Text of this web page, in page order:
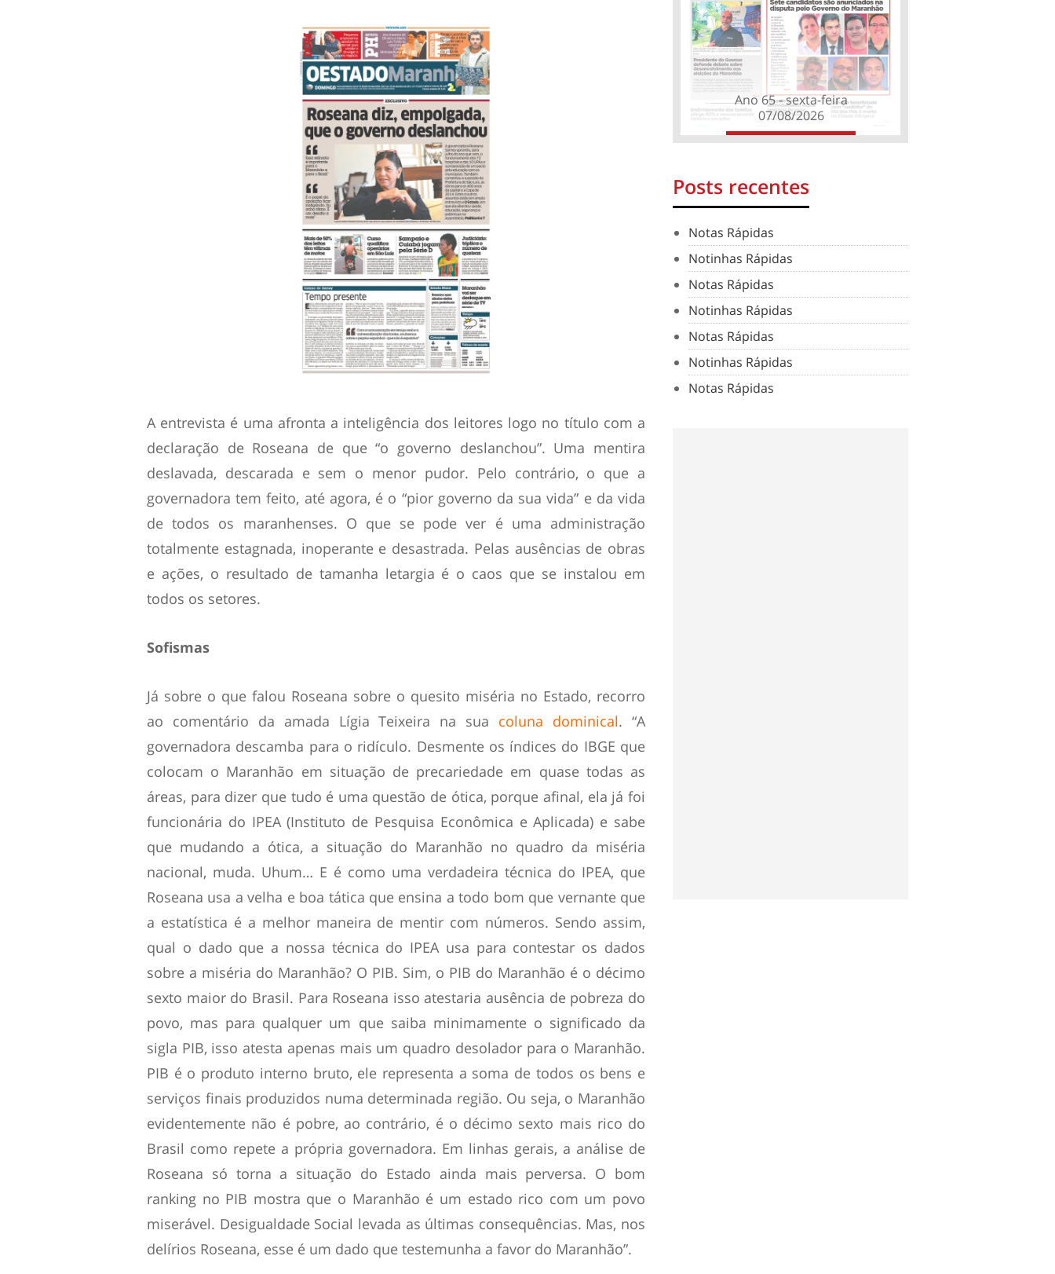
A entrevista é uma afronta a inteligência dos leitores logo no título com a
declaração de Roseana de que “o governo deslanchou”. Uma mentira
deslavada, descarada e sem o menor pudor. Pelo contrário, o que a
governadora tem feito, até agora, é o “pior governo da sua vida” e da vida
de todos os maranhenses. O que se pode ver é uma administração
totalmente estagnada, inoperante e desastrada. Pelas ausências de obras
e ações, o resultado de tamanha letargia é o caos que se instalou em
todos os setores.
Sofismas
Já sobre o que falou Roseana sobre o quesito miséria no Estado, recorro
ao comentário da amada Lígia Teixeira na sua coluna dominical. “A
governadora descamba para o ridículo. Desmente os índices do IBGE que
colocam o Maranhão em situação de precariedade em quase todas as
áreas, para dizer que tudo é uma questão de ótica, porque afinal, ela já foi
funcionária do IPEA (Instituto de Pesquisa Econômica e Aplicada) e sabe
que mudando a ótica, a situação do Maranhão no quadro da miséria
nacional, muda. Uhum… E é como uma verdadeira técnica do IPEA, que
Roseana usa a velha e boa tática que ensina a todo bom que vernante que
a estatística é a melhor maneira de mentir com números. Sendo assim,
qual o dado que a nossa técnica do IPEA usa para contestar os dados
sobre a miséria do Maranhão? O PIB. Sim, o PIB do Maranhão é o décimo
sexto maior do Brasil. Para Roseana isso atestaria ausência de pobreza do
povo, mas para qualquer um que saiba minimamente o significado da
sigla PIB, isso atesta apenas mais um quadro desolador para o Maranhão.
PIB é o produto interno bruto, ele representa a soma de todos os bens e
serviços finais produzidos numa determinada região. Ou seja, o Maranhão
evidentemente não é pobre, ao contrário, é o décimo sexto mais rico do
Brasil como repete a própria governadora. Em linhas gerais, a análise de
Roseana só torna a situação do Estado ainda mais perversa. O bom
ranking no PIB mostra que o Maranhão é um estado rico com um povo
miserável. Desigualdade Social levada as últimas consequências. Mas, nos
delírios Roseana, esse é um dado que testemunha a favor do Maranhão”.
Ano 65 - sexta-feira
07/08/2026
Posts recentes
Notas Rápidas
Notinhas Rápidas
Notas Rápidas
Notinhas Rápidas
Notas Rápidas
Notinhas Rápidas
Notas Rápidas